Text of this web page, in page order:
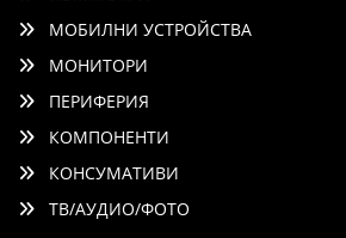
МОБИЛНИ УСТРОЙСТВА
МОНИТОРИ
ПЕРИФЕРИЯ
КОМПОНЕНТИ
КОНСУМАТИВИ
ТВ/АУДИО/ФОТО